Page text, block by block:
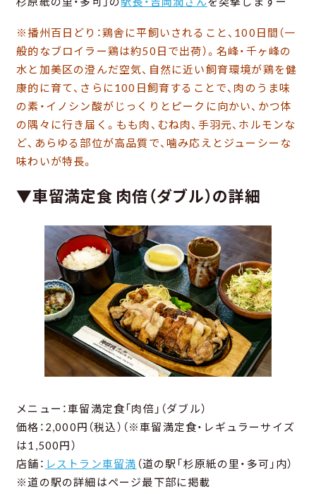
※播州百日どり：鶏舎に平飼いされること、100日間（一
般的なブロイラー鶏は約50日で出荷）。名峰・千ヶ峰の
水と加美区の澄んだ空気、自然に近い飼育環境が鶏を健
康的に育て、さらに100日飼育することで、肉のうま味
の素・イノシン酸がじっくりとピークに向かい、かつ体
の隅々に行き届く。もも肉、むね肉、手羽元、ホルモンな
ど、あらゆる部位が高品質で、噛み応えとジューシーな
味わいが特長。
▼車留満定食 肉倍（ダブル）の詳細
メニュー：車留満定食「肉倍」（ダブル）
価格：2,000円（税込）（※車留満定食・レギュラーサイズ
は1,500円）
店舗： レストラン車留満 （道の駅「杉原紙の里・多可」内）
※道の駅の詳細はページ最下部に掲載